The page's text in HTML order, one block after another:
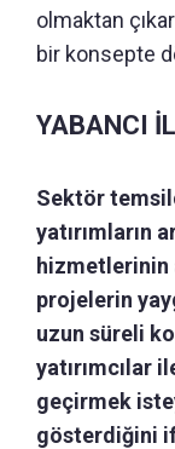
olmaktan
bir konsepte
YABANCI
Sektör
yatırımların
hizmetlerinin
projelerin
uzun süreli
yatırımcılar
geçirmek
gösterdiğini